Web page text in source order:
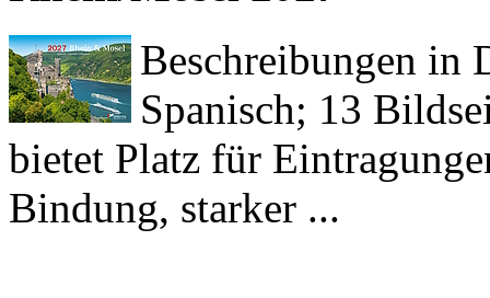
Beschreibungen in
Spanisch; 13
bietet Platz für
Bindung, starker ...